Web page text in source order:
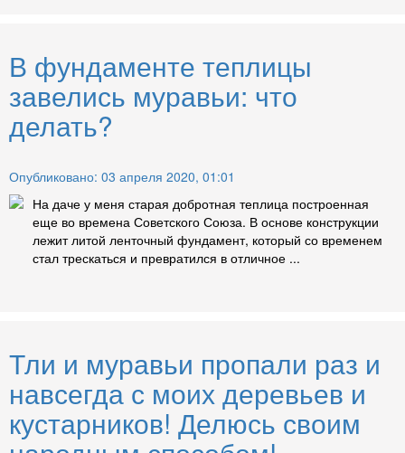
В фундаменте теплицы
завелись муравьи: что
делать?
Опубликовано: 03 апреля 2020, 01:01
На даче у меня старая добротная теплица построенная
еще во времена Советского Союза. В основе конструкции
лежит литой ленточный фундамент, который со временем
стал трескаться и превратился в отличное ...
Тли и муравьи пропали раз и
навсегда с моих деревьев и
кустарников! Делюсь своим